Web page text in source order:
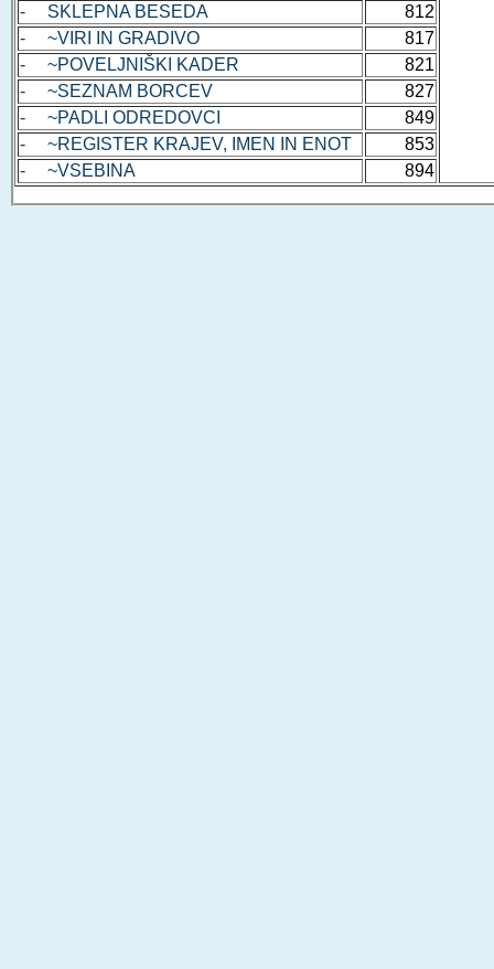
- SKLEPNA BESEDA
812
- ~VIRI IN GRADIVO
817
- ~POVELJNIŠKI KADER
821
- ~SEZNAM BORCEV
827
- ~PADLI ODREDOVCI
849
- ~REGISTER KRAJEV, IMEN IN ENOT
853
- ~VSEBINA
894